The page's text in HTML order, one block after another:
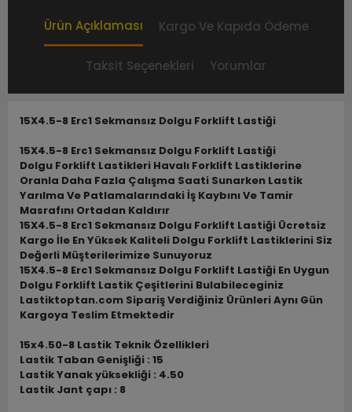
Ürün Açıklaması Kargo Ve Kapıda Ödeme
Taksit Seçenekleri Yorumlar
15X4.5-8 Erc1 Sekmansız Dolgu Forklift Lastiği
15X4.5-8 Erc1 Sekmansız Dolgu Forklift Lastiği
Dolgu Forklift Lastikleri Havalı Forklift Lastiklerine
Oranla Daha Fazla Çalışma Saati Sunarken Lastik
Yarılma Ve Patlamalarındaki İş Kaybını Ve Tamir
Masrafını Ortadan Kaldırır
15X4.5-8 Erc1 Sekmansız Dolgu Forklift Lastiği Ücretsiz
Kargo İle En Yüksek Kaliteli Dolgu Forklift Lastiklerini Siz
Değerli Müşterilerimize Sunuyoruz
15X4.5-8 Erc1 Sekmansız Dolgu Forklift Lastiği En Uygun
Dolgu Forklift Lastik Çeşitlerini Bulabileceginiz
Lastiktoptan.com Sipariş Verdiğiniz Ürünleri Aynı Gün
Kargoya Teslim Etmektedir
15x4.50-8 Lastik Teknik Özellikleri
Lastik Taban Genişliği : 15
Lastik Yanak yüksekliği : 4.50
Lastik Jant çapı : 8